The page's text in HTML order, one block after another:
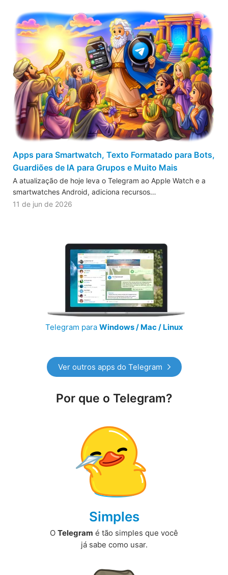
Apps para Smartwatch, Texto Formatado para Bots,
Guardiões de IA para Grupos e Muito Mais
A atualização de hoje leva o Telegram ao Apple Watch e a
smartwatches Android, adiciona recursos…
11 de jun de 2026
Telegram para Windows / Mac / Linux
Ver outros apps do Telegram
Por que o Telegram?
Simples
O Telegram é tão simples que você
já sabe como usar.